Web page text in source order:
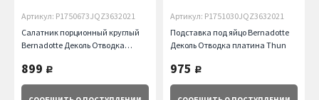
Артикул: P1750673JQZ3632021
Салатник порционный круглый
Bernadotte Деколь Отводка
899 руб.
Артикул: P1751030JQZ3632021
Подставка под яйцо Bernadotte
Деколь Отводка платина Thun
975 руб.